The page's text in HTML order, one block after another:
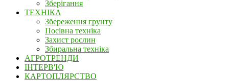
Зберігання
ТЕХНІКА
Збереження грунту
Посівна техніка
Захист рослин
Збиральна техніка
АГРОТРЕНДИ
ІНТЕРВ'Ю
КАРТОПЛЯРСТВО